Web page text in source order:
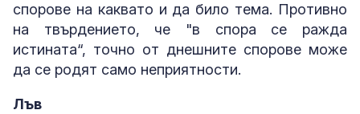
спорове на каквато и да било тема. Противно
на твърдението, че "в спора се ражда
истината“, точно от днешните спорове може
да се родят само неприятности.
Лъв